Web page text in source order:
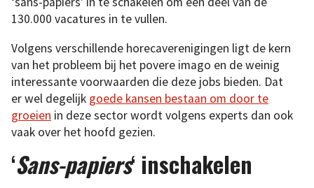
130.000 vacatures in te vullen.
Volgens verschillende horecaverenigingen ligt de kern
van het probleem bij het povere imago en de weinig
interessante voorwaarden die deze jobs bieden. Dat
er wel degelijk goede kansen bestaan om door te
groeien in deze sector wordt volgens experts dan ook
vaak over het hoofd gezien.
‘Sans-papiers‘ inschakelen